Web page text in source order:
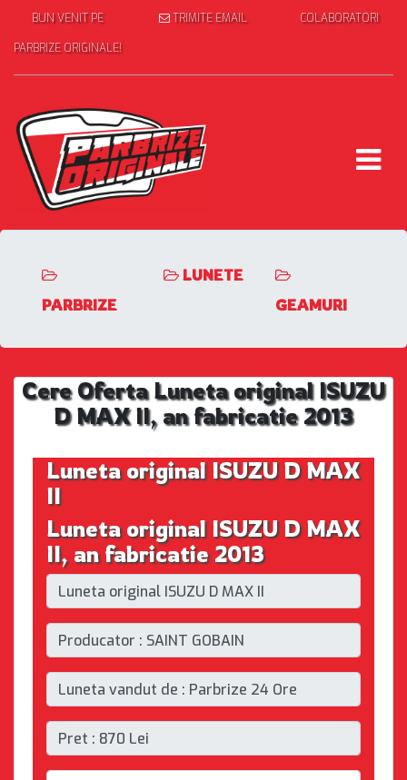
BUN VENIT PE
PARBRIZE ORIGINALE!
TRIMITE EMAIL COLABORATORI
PARBRIZE
LUNETE
GEAMURI
Cere Oferta Luneta original ISUZU
D MAX II, an fabricatie 2013
Luneta original ISUZU D MAX
II
Luneta original ISUZU D MAX
II, an fabricatie 2013